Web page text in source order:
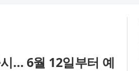
… 6월 12일부터 예